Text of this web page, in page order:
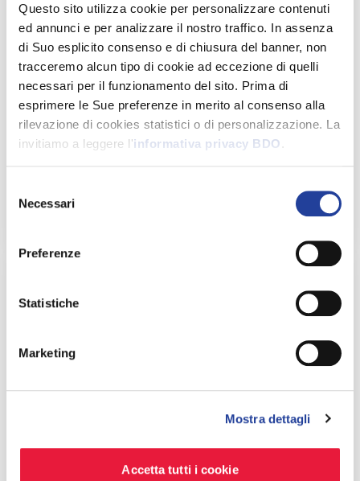
Questo sito utilizza cookie per personalizzare contenuti
ed annunci e per analizzare il nostro traffico. In assenza
di Suo esplicito consenso e di chiusura del banner, non
tracceremo alcun tipo di cookie ad eccezione di quelli
necessari per il funzionamento del sito. Prima di
esprimere le Sue preferenze in merito al consenso alla
rilevazione di cookies statistici o di personalizzazione. La
invitiamo a leggere l'informativa privacy BDO .
delNecessari
Preferenze
Statistiche
Marketing
Mostra dettagli
Accetta tutti i cookie
Milano
Viale Abruzzi, 94
Milano, 20131, Italy
Opens In A New Window/tab
Milano - Duomo